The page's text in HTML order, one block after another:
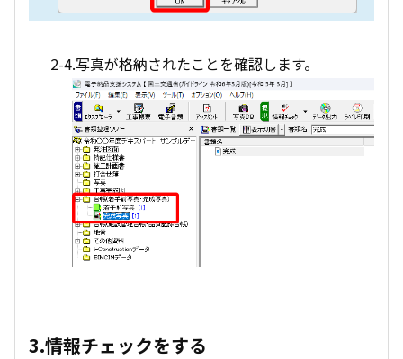
2-4.写真が格納されたことを確認します。
3.情報チェックをする